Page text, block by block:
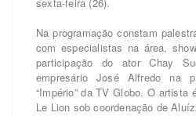
sexta-feira (26).
Na programação constam
com especialistas na área,
participação do ator Chay
empresário José Alfredo na
“Império” da TV Globo. O artista
Le Lion sob coordenação de